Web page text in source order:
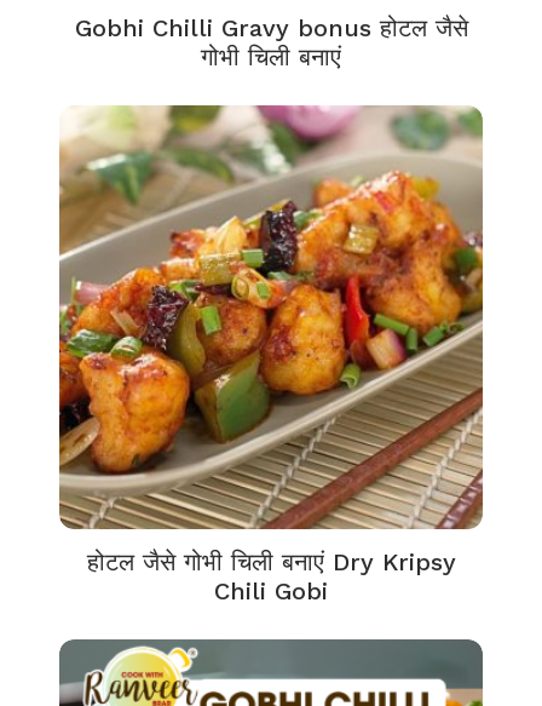
Gobhi Chilli Gravy bonus होटल जैसे
गोभी चिली बनाएं
होटल जैसे गोभी चिली बनाएं Dry Kripsy
Chili Gobi